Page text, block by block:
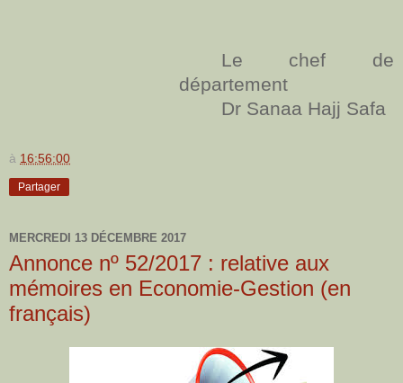
Le chef de
département
Dr Sanaa Hajj Safa
à 16:56:00
Partager
MERCREDI 13 DÉCEMBRE 2017
Annonce nº 52/2017 : relative aux
mémoires en Economie-Gestion (en
français)